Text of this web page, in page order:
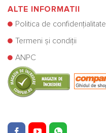
ALTE INFORMATII
Politica de confidențialitate
Termeni și condiții
ANPC